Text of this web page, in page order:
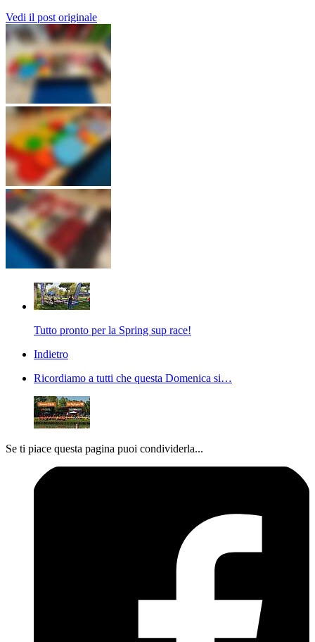
Vedi il post originale
Tutto pronto per la Spring sup race!
Indietro
Ricordiamo a tutti che questa Domenica si…
Se ti piace questa pagina puoi condividerla...